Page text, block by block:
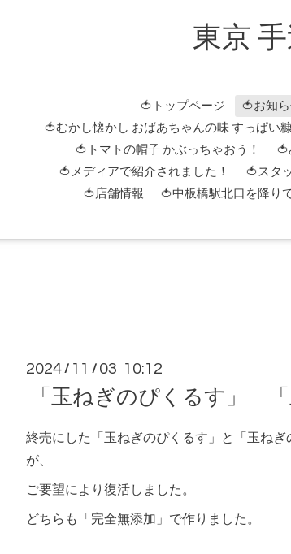
東京
🍅トップページ 🍅お知ら
🍅むかし懐かし おばあちゃんの味 すっぱい
🍅トマトの帽子 かぶっちゃおう！
🍅メディアで紹介されました！
🍅スタ
🍅店舗情報
🍅中板橋駅北口を降り
2024 / 11 / 03 10:12
「玉ねぎのぴくるす」
終売にした「玉ねぎのぴくるす」と「玉ねぎ
が、
ご要望により復活しました。
どちらも「完全無添加」で作りました。